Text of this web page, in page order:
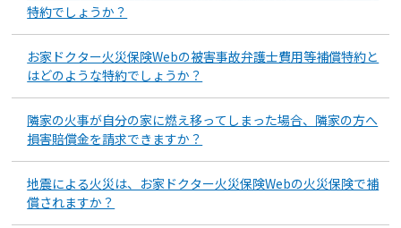
特約でしょうか？
お家ドクター火災保険Webの被害事故弁護士費用等補償特約と
はどのような特約でしょうか？
隣家の火事が自分の家に燃え移ってしまった場合、隣家の方へ
損害賠償金を請求できますか？
地震による火災は、お家ドクター火災保険Webの火災保険で補
償されますか？